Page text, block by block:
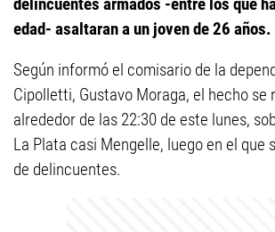
edad- asaltaran a un joven de 26 años.
Según informó el comisario de la
Cipolletti, Gustavo Moraga, el hecho se
alrededor de las 22:30 de este lunes,
La Plata casi Mengelle, luego en el que
de delincuentes.